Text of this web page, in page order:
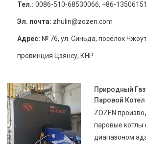
Тел.: 0086-510-68530066, +86-
Эл. почта: zhulin@zozen.com
Адрес: № 76, ул. Синьда, посёлок
провинция Цзянсу, КНР
Природный
Паровой
ZOZEN
паровые котлы
диапазоном